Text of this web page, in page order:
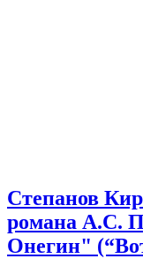
Степанов
романа А.С.
Онегин"